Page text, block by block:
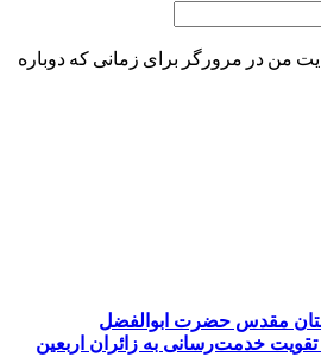
من در مرورگر برای زمانی که دوباره
مقدس حضرت ابوالفضل
خدمت‌رسانی به زائران اربعین